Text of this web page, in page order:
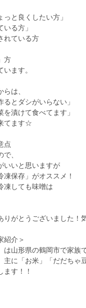
っと良くしたい方」
いる方」
れている方
方
ます。
は、
るとダシがいらない」
を漬けて食べてます」
てます☆
点
、
いいと思いますが
保存」がオススメ！
凍しても味噌は
りがとうございました
紹介＞
は山形県の鶴岡市で家族
主に「お米」「だだちゃ
ます！！